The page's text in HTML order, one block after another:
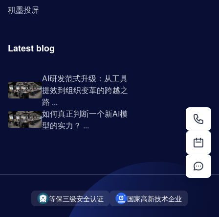
积墨投屏
Latest blog
AI研发范式升级：从工具
提效到组织变革的跨越之
路 ...
如何真正判断一个新AI模
型的实力？ ...
等保三级安全认证 国家高新技术企业